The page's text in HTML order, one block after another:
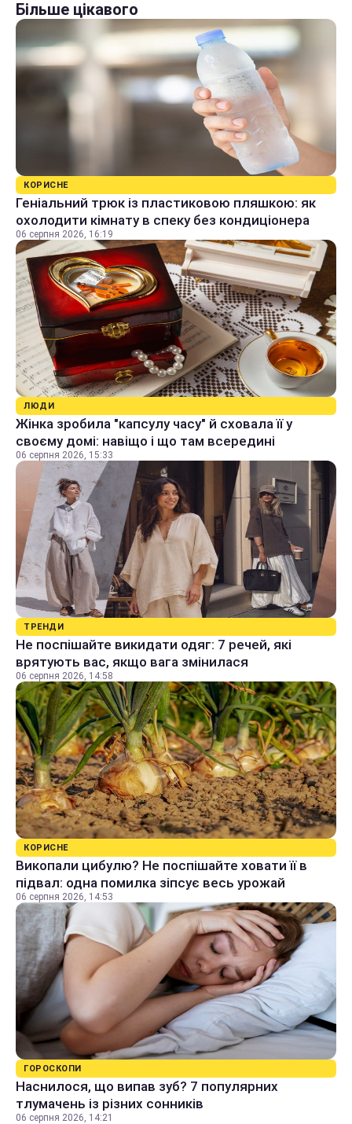
Більше цікавого
КОРИСНЕ
Геніальний трюк із пластиковою пляшкою: як
охолодити кімнату в спеку без кондиціонера
06 серпня 2026, 16:19
ЛЮДИ
Жінка зробила "капсулу часу" й сховала її у
своєму домі: навіщо і що там всередині
06 серпня 2026, 15:33
ТРЕНДИ
Не поспішайте викидати одяг: 7 речей, які
врятують вас, якщо вага змінилася
06 серпня 2026, 14:58
КОРИСНЕ
Викопали цибулю? Не поспішайте ховати її в
підвал: одна помилка зіпсує весь урожай
06 серпня 2026, 14:53
ГОРОСКОПИ
Наснилося, що випав зуб? 7 популярних
тлумачень із різних сонників
06 серпня 2026, 14:21